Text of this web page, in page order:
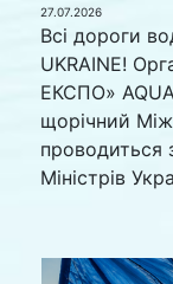
27.07.2026
Всі дороги
UKRAINE!
ЕКСПО»
щорічний
проводиться
Міністрів